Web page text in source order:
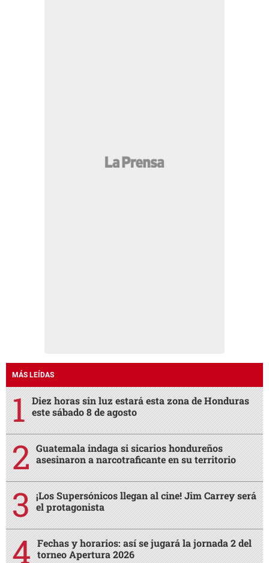
MÁS LEÍDAS
Diez horas sin luz estará esta zona de Honduras
este sábado 8 de agosto
Guatemala indaga si sicarios hondureños
asesinaron a narcotraficante en su territorio
¡Los Supersónicos llegan al cine! Jim Carrey será
el protagonista
Fechas y horarios: así se jugará la jornada 2 del
torneo Apertura 2026